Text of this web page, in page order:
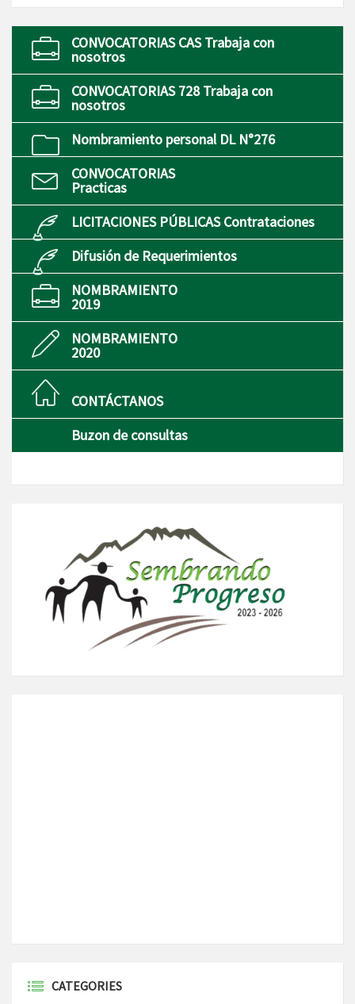
CONVOCATORIAS CAS Trabaja con
nosotros
CONVOCATORIAS 728 Trabaja con
nosotros
Nombramiento personal DL N°276
CONVOCATORIAS
Practicas
LICITACIONES PÚBLICAS Contrataciones
Difusión de Requerimientos
NOMBRAMIENTO
2019
NOMBRAMIENTO
2020
CONTÁCTANOS
Buzon de consultas
CATEGORIES